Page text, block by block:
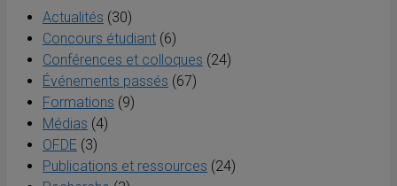
Actualités (30)
Concours étudiant (6)
Conférences et colloques (24)
Événements passés (67)
Formations (9)
Médias (4)
OFDE (3)
Publications et ressources (24)